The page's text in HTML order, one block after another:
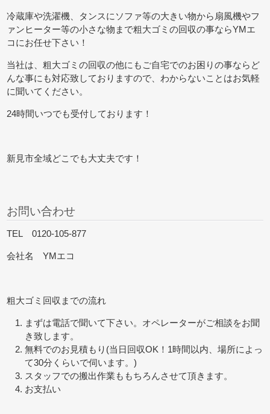
冷蔵庫や洗濯機、タンスにソファ等の大きい物から扇風機やフ
ァンヒーター等の小さな物まで粗大ゴミの回収の事ならYMエ
コにお任せ下さい！
当社は、粗大ゴミの回収の他にもご自宅でのお困りの事ならど
んな事にも対応致しておりますので、わからないことはお気軽
に聞いてください。
24時間いつでも受付しております！
新見市全域どこでも大丈夫です！
お問い合わせ
TEL 0120-105-877
会社名 YMエコ
粗大ゴミ回収までの流れ
まずは電話で聞いて下さい。オペレーターがご相談をお聞
き致します。
無料でのお見積もり(当日回収OK！1時間以内、場所によっ
て30分くらいで伺います。)
スタッフでの搬出作業ももちろんさせて頂きます。
お支払い